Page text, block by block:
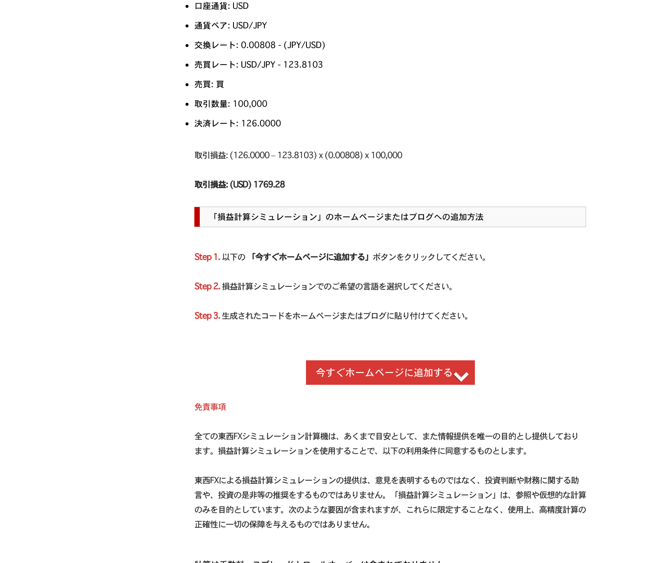
口座通貨: USD
通貨ペア: USD/JPY
交換レート: 0.00808 - (JPY/USD)
売買レート: USD/JPY - 123.8103
売買: 買
取引数量: 100,000
決済レート: 126.0000
取引損益: (126.0000 – 123.8103) x (0.00808) x 100,000
取引損益: (USD) 1769.28
「損益計算シミュレーション」のホームページまたはブログへの追加方法
Step 1.以下の 「今すぐホームページに追加する」 ボタンをクリックしてください。
Step 2.損益計算シミュレーションでのご希望の言語を選択してください。
Step 3.生成されたコードをホームページまたはブログに貼り付けてください。
今すぐホームページに追加する
免責事項
全ての東西FXシミュレーション計算機は、あくまで目安として、また情報提供を唯一の目的とし提供しており
ます。損益計算シミュレーションを使用することで、以下の利用条件に同意するものとします。
東西FXによる損益計算シミュレーションの提供は、意見を表明するものではなく、投資判断や財務に関する助
言や、投資の是非等の推奨をするものではありません。「損益計算シミュレーション」は、参照や仮想的な計算
のみを目的としています。次のような要因が含まれますが、これらに限定することなく、使用上、高精度計算の
正確性に一切の保障を与えるものではありません。